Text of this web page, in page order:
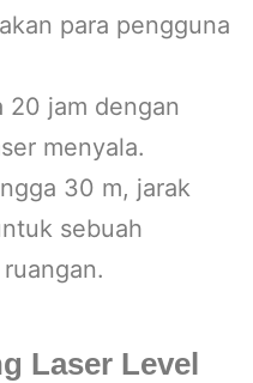
para pengguna
20 jam dengan
menyala.
30 m, jarak
sebuah
Laser Level